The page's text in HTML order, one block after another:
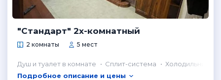
"Стандарт" 2х-комнатный
2 комнаты 5 мест
Душ и туалет в комнате Сплит-система
Холодильник в
Подробное описание и цены